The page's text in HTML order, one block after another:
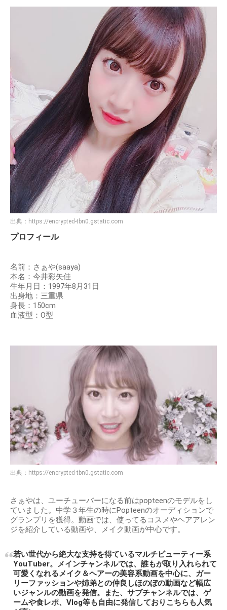
出典： https://encrypted-tbn0.gstatic.com
プロフィール
名前：さぁや(saaya)
本名：今井彩矢佳
生年月日：1997年8月31日
出身地：三重県
身長：150cm
血液型：O型
出典： https://encrypted-tbn0.gstatic.com
さぁやは、ユーチューバーになる前はpopteenのモデルをし
ていました。中学３年生の時にPopteenのオーディションで
グランプリを獲得。動画では、使ってるコスメやヘアアレン
ジを紹介している動画や、メイク動画が中心です。
若い世代から絶大な支持を得ているマルチビューティー系
YouTuber。メインチャンネルでは、誰もが取り入れられて
可愛くなれるメイク＆ヘアーの美容系動画を中心に、ガー
リーファッションや姉弟との仲良しほのぼの動画など幅広
いジャンルの動画を発信。また、サブチャンネルでは、ゲ
ームや食レポ、Vlog等も自由に発信しておりこちらも人気